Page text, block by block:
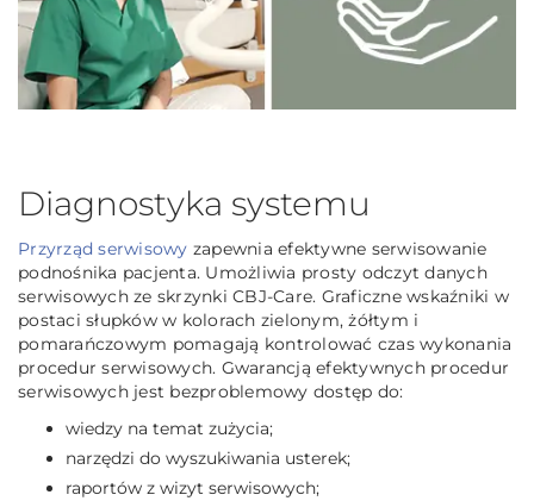
Diagnostyka systemu
Przyrząd serwisowy zapewnia efektywne serwisowanie
podnośnika pacjenta. Umożliwia prosty odczyt danych
serwisowych ze skrzynki CBJ-Care. Graficzne wskaźniki w
postaci słupków w kolorach zielonym, żółtym i
pomarańczowym pomagają kontrolować czas wykonania
procedur serwisowych. Gwarancją efektywnych procedur
serwisowych jest bezproblemowy dostęp do:
wiedzy na temat zużycia;
narzędzi do wyszukiwania usterek;
raportów z wizyt serwisowych;